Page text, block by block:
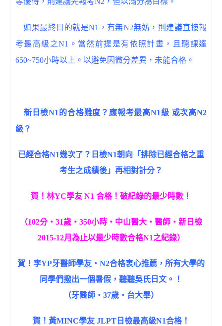
如果最終目的就是N1，有無N2無妨，則建議直接報
考最高級之N1。當然前提是有依照計畫，且聽課達
650~750小時以上。以避免因微分差異，未能合格。
新日檢N1的合格難度？應報考最高N1級 或次高N2
級？
已經合格N1幾次了？日檢N1朝向「排除已經合格之重
考生之成績後」再相對計分？
賀！林YC學友 N1 合格！破紀錄的最少時數！
（102分‧31歲‧350小時‧中山醫大‧醫師‧新日檢
2015-12月為止以最少時數合格N1之紀錄）
賀！李YP牙醫師學友‧N2合格衷心推薦，所有大學的
同學們撥出一個暑假，聽聽吳氏日文。！
（牙醫師‧37歲‧台大畢）
賀！黃MINC學友 JLPT日檢最高級N1合格！